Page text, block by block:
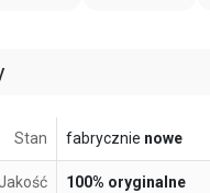
Stan fabrycznie nowe
100% oryginalne